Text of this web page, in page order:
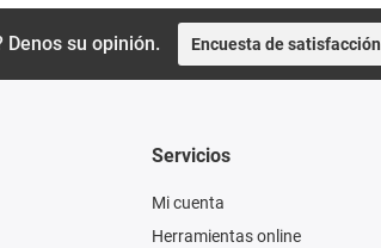
Denos su opinión. Encuesta de satisfacción
Servicios
Mi cuenta
Herramientas online